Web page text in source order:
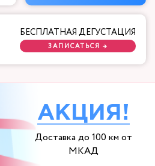
БЕСПЛАТНАЯ ДЕГУСТАЦИЯ
ЗАПИСАТЬСЯ →
АКЦИЯ!
Доставка до 100 км от
МКАД